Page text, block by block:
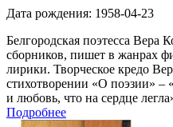
Дата рождения: 1958-04-23
Белгородская поэтесса Вера
сборников, пишет в жанрах
лирики. Творческое кредо
стихотворении «О поэзии»
и любовь, что на сердце
Подробнее